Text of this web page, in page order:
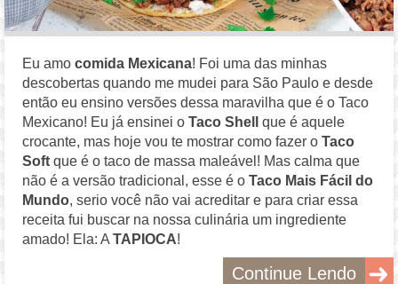
Eu amocomida Mexicana! Foi uma das minhas
descobertas quando me mudei para São Paulo e desde
então eu ensino versões dessa maravilha que é o Taco
Mexicano! Eu já ensinei oTaco Shell
que é aquele
crocante, mas hoje vou te mostrar como fazer oTaco
Soft que é o taco de massa maleável! Mas calma que
não é a versão tradicional, esse é oTaco Mais Fácil do
Mundo, serio você não vai acreditar e para criar essa
receita fui buscar na nossa culinária um ingrediente
amado! Ela: ATAPIOCA!
Continue Lendo